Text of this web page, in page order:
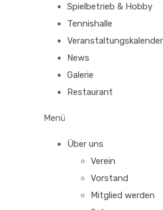
Spielbetrieb & Hobby
Tennishalle
Veranstaltungskalender
News
Galerie
Restaurant
Menü
Über uns
Verein
Vorstand
Mitglied werden